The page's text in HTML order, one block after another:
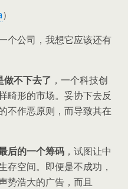
）
个公司，我想它应该还有
不下去了 ，一个科技创
畸形的市场。妥协下去反
不作恶原则，而导致其在
后的一个筹码 ，试图让中
存空间。即便是不成功，
势浩大的广告，而且